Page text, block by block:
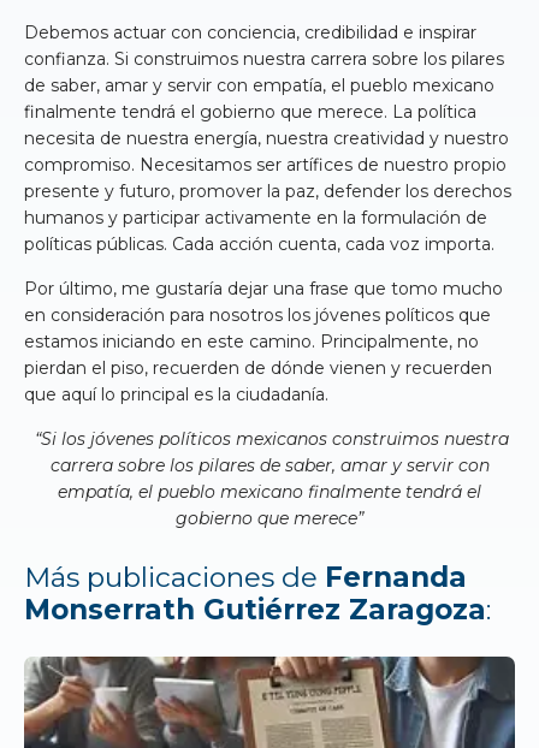
Debemos actuar con conciencia, credibilidad e inspirar
confianza. Si construimos nuestra carrera sobre los pilares
de saber, amar y servir con empatía, el pueblo mexicano
finalmente tendrá el gobierno que merece. La política
necesita de nuestra energía, nuestra creatividad y nuestro
compromiso. Necesitamos ser artífices de nuestro propio
presente y futuro, promover la paz, defender los derechos
humanos y participar activamente en la formulación de
políticas públicas. Cada acción cuenta, cada voz importa.
Por último, me gustaría dejar una frase que tomo mucho
en consideración para nosotros los jóvenes políticos que
estamos iniciando en este camino. Principalmente, no
pierdan el piso, recuerden de dónde vienen y recuerden
que aquí lo principal es la ciudadanía.
“Si los jóvenes políticos mexicanos construimos nuestra
carrera sobre los pilares de saber, amar y servir con
empatía, el pueblo mexicano finalmente tendrá el
gobierno que merece”
Más publicaciones de Fernanda
Monserrath Gutiérrez Zaragoza: